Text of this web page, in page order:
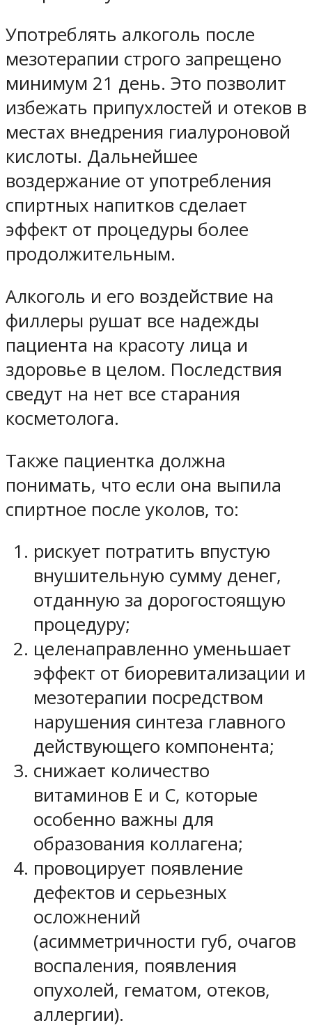
Употреблять алкоголь после
мезотерапии строго запрещено
минимум 21 день. Это позволит
избежать припухлостей и отеков в
местах внедрения гиалуроновой
кислоты. Дальнейшее
воздержание от употребления
спиртных напитков сделает
эффект от процедуры более
продолжительным.
Алкоголь и его воздействие на
филлеры рушат все надежды
пациента на красоту лица и
здоровье в целом. Последствия
сведут на нет все старания
косметолога.
Также пациентка должна
понимать, что если она выпила
спиртное после уколов, то:
рискует потратить впустую
внушительную сумму денег,
отданную за дорогостоящую
процедуру;
целенаправленно уменьшает
эффект от биоревитализации и
мезотерапии посредством
нарушения синтеза главного
действующего компонента;
снижает количество
витаминов Е и С, которые
особенно важны для
образования коллагена;
провоцирует появление
дефектов и серьезных
осложнений
(асимметричности губ, очагов
воспаления, появления
опухолей, гематом, отеков,
аллергии).